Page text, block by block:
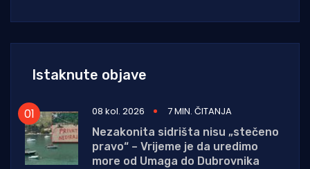
Istaknute objave
08 kol. 2026
7 MIN. ČITANJA
Nezakonita sidrišta nisu „stečeno
pravo“ – Vrijeme je da uredimo
more od Umaga do Dubrovnika